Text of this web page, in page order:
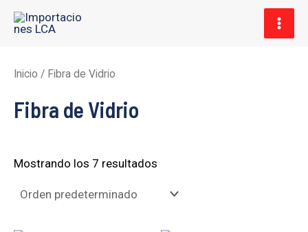
Inicio / Fibra de Vidrio
Fibra de Vidrio
Mostrando los 7 resultados